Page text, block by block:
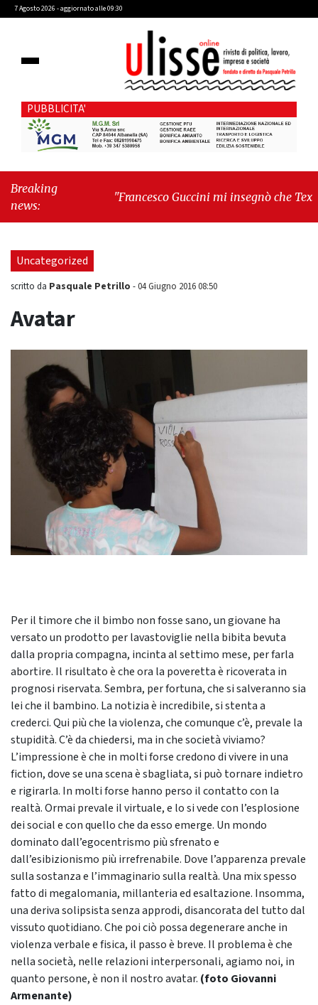
7 Agosto 2026 - aggiornato alle 09:30
PUBBLICITA'
Breaking
news:
"Francesco Guccini mi insegnò che Tex Willer
L'opposizione lascia l'aula al momento del
voto"
Uncategorized
scritto da Pasquale Petrillo -04 Giugno 2016 08:50
Avatar
Per il timore che il bimbo non fosse sano, un giovane ha
versato un prodotto per lavastoviglie nella bibita bevuta
dalla propria compagna, incinta al settimo mese, per farla
abortire. Il risultato è che ora la poveretta è ricoverata in
prognosi riservata. Sembra, per fortuna, che si salveranno sia
lei che il bambino. La notizia è incredibile, si stenta a
crederci. Qui più che la violenza, che comunque c’è, prevale la
stupidità. C’è da chiedersi, ma in che società viviamo?
L’impressione è che in molti forse credono di vivere in una
fiction, dove se una scena è sbagliata, si può tornare indietro
e rigirarla. In molti forse hanno perso il contatto con la
realtà. Ormai prevale il virtuale, e lo si vede con l’esplosione
dei social e con quello che da esso emerge. Un mondo
dominato dall’egocentrismo più sfrenato e
dall’esibizionismo più irrefrenabile. Dove l’apparenza prevale
sulla sostanza e l’immaginario sulla realtà. Una mix spesso
fatto di megalomania, millanteria ed esaltazione. Insomma,
una deriva solipsista senza approdi, disancorata del tutto dal
vissuto quotidiano. Che poi ciò possa degenerare anche in
violenza verbale e fisica, il passo è breve. Il problema è che
nella società, nelle relazioni interpersonali, agiamo noi, in
quanto persone, è non il nostro avatar. (foto Giovanni
Armenante)